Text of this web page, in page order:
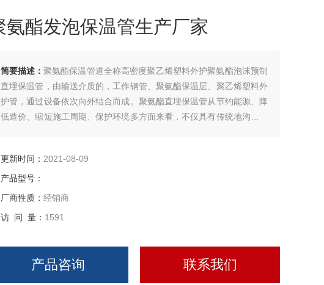
氨酯发泡保温管生产厂家
简要描述： 聚氨酯保温管道全称高密度聚乙烯塑料外护聚氨酯泡沫预制
直埋保温管，由输送介质的，工作钢管、聚氨酯保温层、聚乙烯塑料外
护管，通过设备依次向外结合而成。聚氨酯直埋保温管从节约能源、降
低造价、缩短施工周期、保护环境多方面来看，不仅具有传统地沟和架
更新时间： 2021-08-09
产品型号：
厂商性质： 经销商
访 问 量： 1591
产品咨询 联系我们